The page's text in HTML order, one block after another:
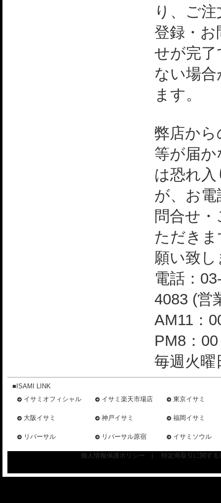
り、ご
登録・
せが完
ない場
ます。
弊店か
等が届
は恐れ
が、お
問合せ
ただき
願い致
電話：
4083 (営
AM11：
PM8：
毎週火曜
■ISAMI LINK
イサミオフィシャル
イサミ楽天市場店 東京イサミ
大阪イサミ 神戸イサミ 福岡イサミ
リバーサル リバーサル原宿 イサミソウル
個人情報保護ポリシー 特定商取引に関す